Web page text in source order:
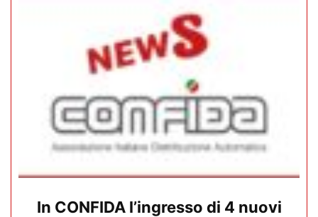
In CONFIDA l’ingresso di 4 nuovi